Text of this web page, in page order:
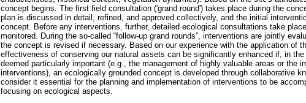
concept begins. The first field consultation ('grand round') takes place during the
plan is discussed in detail, refined, and approved collectively, and the initial
concept. Before any interventions, further, detailed ecological consultations take
monitored. During the so-called “follow-up grand rounds”, interventions are jointly
the concept is revised if necessary. Based on our experience with the application of
effectiveness of conserving our natural assets can be significantly enhanced if, in
deemed particularly important (e.g., the management of highly valuable areas or the
interventions), an ecologically grounded concept is developed through collaborative
consider it essential for the planning and implementation of interventions to be
focusing on ecological aspects.